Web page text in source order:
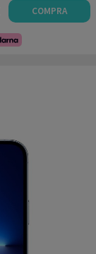
COMPRA